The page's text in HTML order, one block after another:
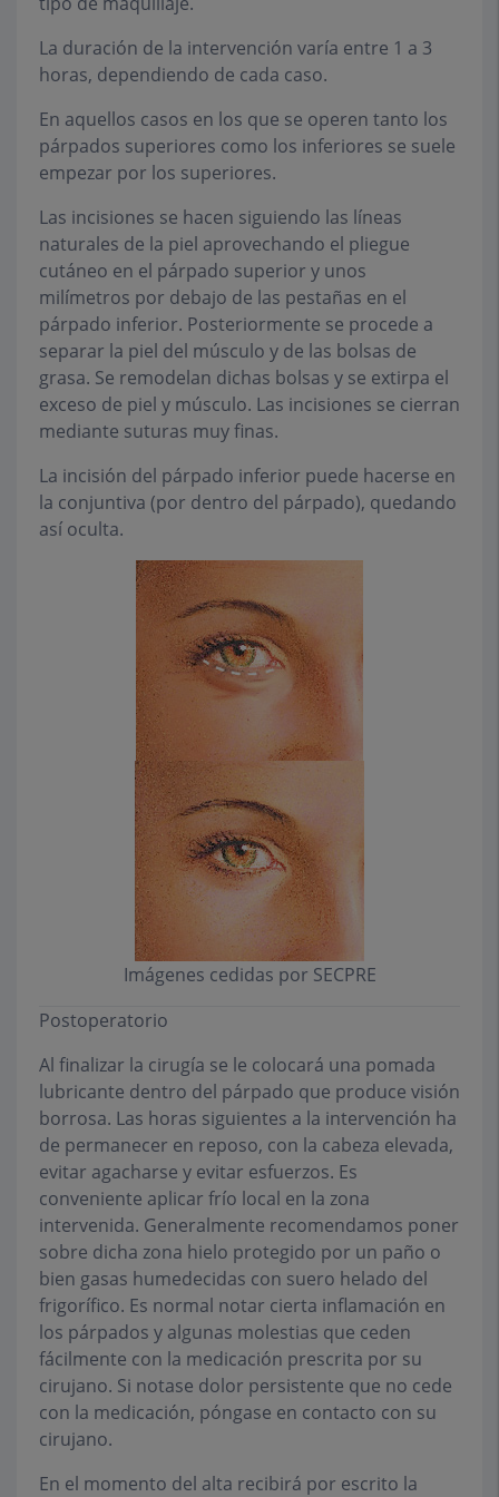
La duración de la intervención varía entre 1 a 3
horas, dependiendo de cada caso.
En aquellos casos en los que se operen tanto los
párpados superiores como los inferiores se suele
empezar por los superiores.
Las incisiones se hacen siguiendo las líneas
naturales de la piel aprovechando el pliegue
cutáneo en el párpado superior y unos
milímetros por debajo de las pestañas en el
párpado inferior. Posteriormente se procede a
separar la piel del músculo y de las bolsas de
grasa. Se remodelan dichas bolsas y se extirpa el
exceso de piel y músculo. Las incisiones se cierran
mediante suturas muy finas.
La incisión del párpado inferior puede hacerse en
la conjuntiva (por dentro del párpado), quedando
así oculta.
Imágenes cedidas por SECPRE
Postoperatorio
Al finalizar la cirugía se le colocará una pomada
lubricante dentro del párpado que produce visión
borrosa. Las horas siguientes a la intervención ha
de permanecer en reposo, con la cabeza elevada,
evitar agacharse y evitar esfuerzos. Es
conveniente aplicar frío local en la zona
intervenida. Generalmente recomendamos poner
sobre dicha zona hielo protegido por un paño o
bien gasas humedecidas con suero helado del
frigorífico. Es normal notar cierta inflamación en
los párpados y algunas molestias que ceden
fácilmente con la medicación prescrita por su
cirujano. Si notase dolor persistente que no cede
con la medicación, póngase en contacto con su
cirujano.
En el momento del alta recibirá por escrito la